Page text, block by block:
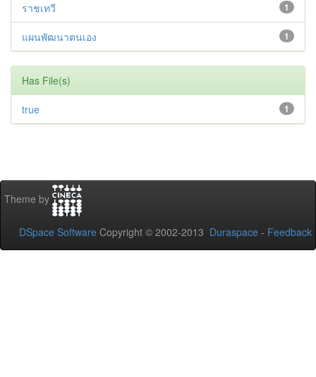
1
ราชเทวี
1
แผนพัฒนาตนเอง
Has File(s)
1
true
Theme by
DSpace Software Copyright © 2002-2013 Duraspace - Feedback